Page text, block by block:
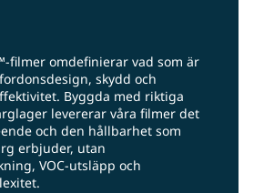
filmer omdefinierar vad som är
skydd och
Byggda med riktiga
levererar våra filmer det
och den hållbarhet som
erbjuder, utan
VOC-utsläpp och